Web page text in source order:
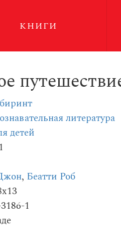
КНИГИ
литература
детей
, Беатти Роб
1